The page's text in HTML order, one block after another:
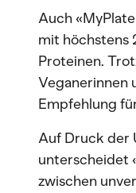
Auch
mit höchstens
Proteinen.
Veganerinnen
Empfehlung
Auf Druck der
unterscheidet
zwischen